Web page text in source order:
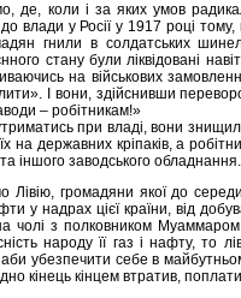
де, коли і за яких умов
влади у Росії у 1917 році
гнили в солдатських
стану були ліквідовані
на військових
І вони, здійснивши
– робітникам!»
при владі, вони знищили
на державних кріпаків, а
іншого заводського
Лівію, громадяни якої до
у надрах цієї країни, від
чолі з полковником Муаммаром
народу її газ і нафту, то
убезпечити себе в
кінець кінцем втратив,